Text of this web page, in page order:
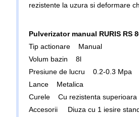
rezistente la uzura si deformare
Pulverizator manual RURIS RS
Tip actionare Manual
Volum bazin 8l
Presiune de lucru 0.2-0.3 Mpa
Lance Metalica
Curele Cu rezistenta superioara
Accesorii Diuza cu 1 iesire